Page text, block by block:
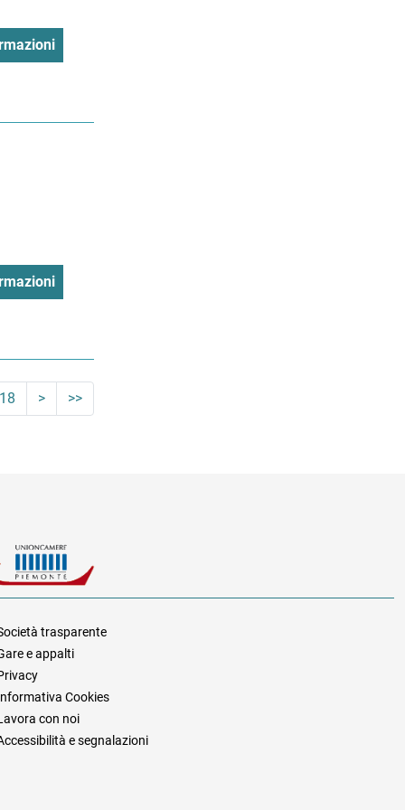
18 > >>
trasparente
e appalti
Cookies
con noi
e segnalazioni